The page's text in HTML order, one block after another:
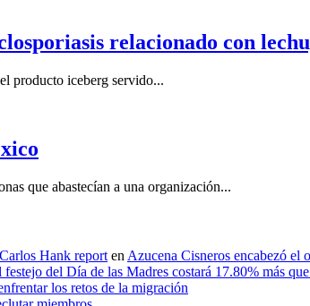
relacionado con
producto iceberg servido...
que abastecían a una organización...
Hank report en Azucena Cisneros encabezó el
festejo del Día de las Madres costará 17.80% más
los retos de la migración